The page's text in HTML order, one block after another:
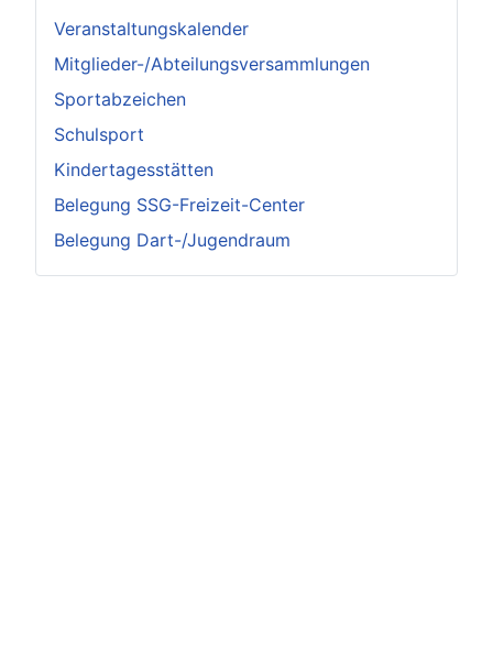
Veranstaltungskalender
Mitglieder-/Abteilungsversammlungen
Sportabzeichen
Schulsport
Kindertagesstätten
Belegung SSG-Freizeit-Center
Belegung Dart-/Jugendraum